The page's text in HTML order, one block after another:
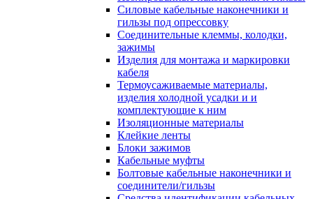
Силовые кабельные наконечники и
гильзы под опрессовку
Соединительные клеммы, колодки,
зажимы
Изделия для монтажа и маркировки
кабеля
Термоусаживаемые материалы,
изделия холодной усадки и и
комплектующие к ним
Изоляционные материалы
Клейкие ленты
Блоки зажимов
Кабельные муфты
Болтовые кабельные наконечники и
соединители/гильзы